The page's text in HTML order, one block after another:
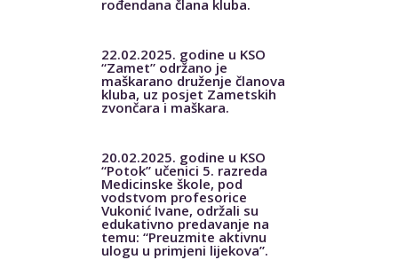
rođendana člana kluba.
22.02.2025. godine u KSO
“Zamet” održano je
maškarano druženje članova
kluba, uz posjet Zametskih
zvončara i maškara.
20.02.2025. godine u KSO
“Potok” učenici 5. razreda
Medicinske škole, pod
vodstvom profesorice
Vukonić Ivane, održali su
edukativno predavanje na
temu: “Preuzmite aktivnu
ulogu u primjeni lijekova”.